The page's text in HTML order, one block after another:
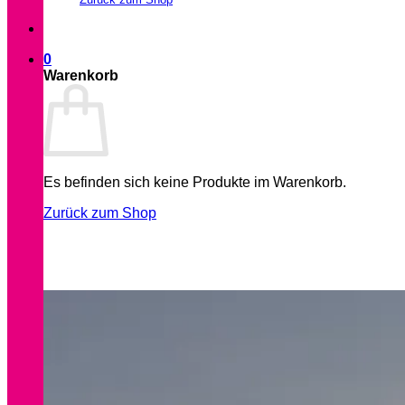
0
Warenkorb
Es befinden sich keine Produkte im Warenkorb.
Zurück zum Shop